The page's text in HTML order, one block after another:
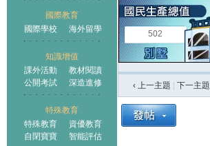
國際教育
國際學校
海外留學
知識增值
課外活動
教材閱讀
公開考試
深造進修
特殊教育
特殊教育
資優教育
自閉寶寶
智能評估
502
‹ 上一主題 下一主題